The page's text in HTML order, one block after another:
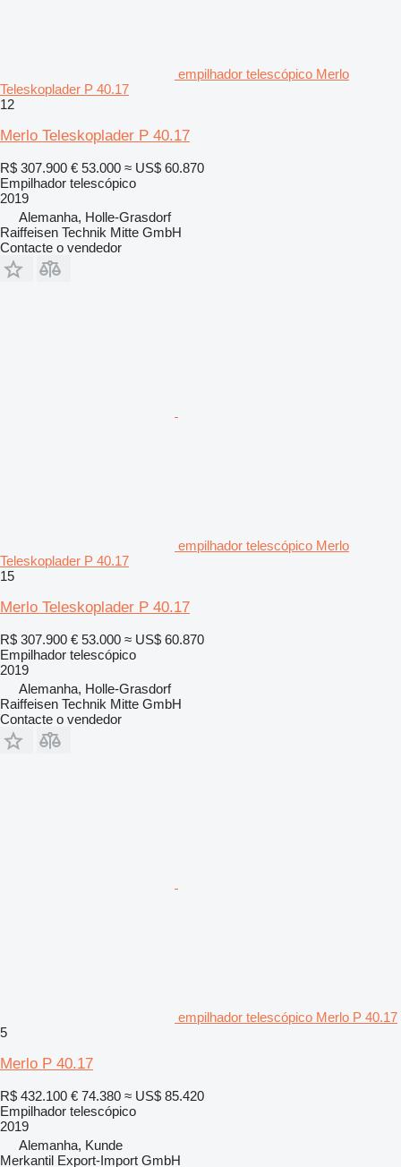
empilhador telescópico Merlo
Teleskoplader P 40.17
12
Merlo Teleskoplader P 40.17
R$ 307.900 € 53.000 ≈ US$ 60.870
Empilhador telescópico
2019
Alemanha, Holle-Grasdorf
Raiffeisen Technik Mitte GmbH
Contacte o vendedor
empilhador telescópico Merlo
Teleskoplader P 40.17
15
Merlo Teleskoplader P 40.17
R$ 307.900 € 53.000 ≈ US$ 60.870
Empilhador telescópico
2019
Alemanha, Holle-Grasdorf
Raiffeisen Technik Mitte GmbH
Contacte o vendedor
empilhador telescópico Merlo P 40.17
5
Merlo P 40.17
R$ 432.100 € 74.380 ≈ US$ 85.420
Empilhador telescópico
2019
Alemanha, Kunde
Merkantil Export-Import GmbH